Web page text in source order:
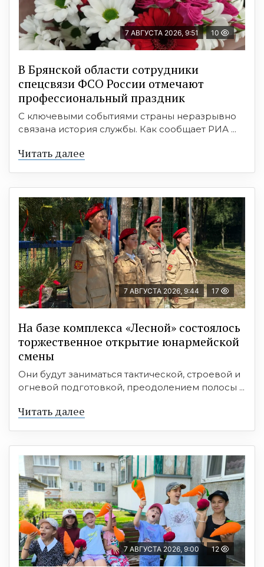
7 АВГУСТА 2026, 9:51 10
В Брянской области сотрудники
спецсвязи ФСО России отмечают
профессиональный праздник
С ключевыми событиями страны неразрывно
связана история службы. Как сообщает РИА ...
Читать далее
7 АВГУСТА 2026, 9:44 17
На базе комплекса «Лесной» состоялось
торжественное открытие юнармейской
смены
Они будут заниматься тактической, строевой и
огневой подготовкой, преодолением полосы ...
Читать далее
7 АВГУСТА 2026, 9:00 12